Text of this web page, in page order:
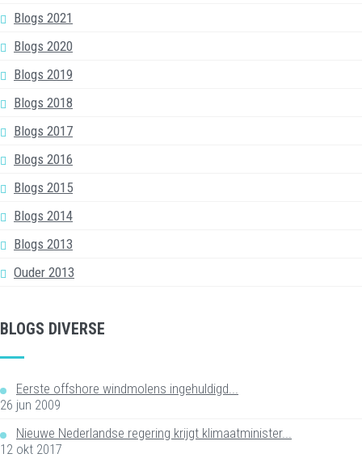
Blogs 2021
Blogs 2020
Blogs 2019
Blogs 2018
Blogs 2017
Blogs 2016
Blogs 2015
Blogs 2014
Blogs 2013
Ouder 2013
BLOGS DIVERSE
Eerste offshore windmolens ingehuldigd...
26 jun 2009
Nieuwe Nederlandse regering krijgt klimaatminister...
12 okt 2017